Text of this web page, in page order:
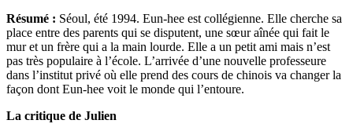
Résumé : Séoul, été 1994. Eun-hee est collégienne. Elle cherche sa
place entre des parents qui se disputent, une sœur aînée qui fait le
mur et un frère qui a la main lourde. Elle a un petit ami mais n’est
pas très populaire à l’école. L’arrivée d’une nouvelle professeure
dans l’institut privé où elle prend des cours de chinois va changer la
façon dont Eun-hee voit le monde qui l’entoure.
La critique de Julien